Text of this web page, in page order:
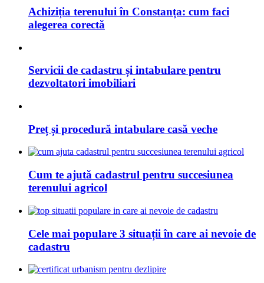
Achiziția terenului în Constanța: cum faci
alegerea corectă
Servicii de cadastru și intabulare pentru
dezvoltatori imobiliari
Preț și procedură intabulare casă veche
Cum te ajută cadastrul pentru succesiunea
terenului agricol
Cele mai populare 3 situații în care ai nevoie de
cadastru